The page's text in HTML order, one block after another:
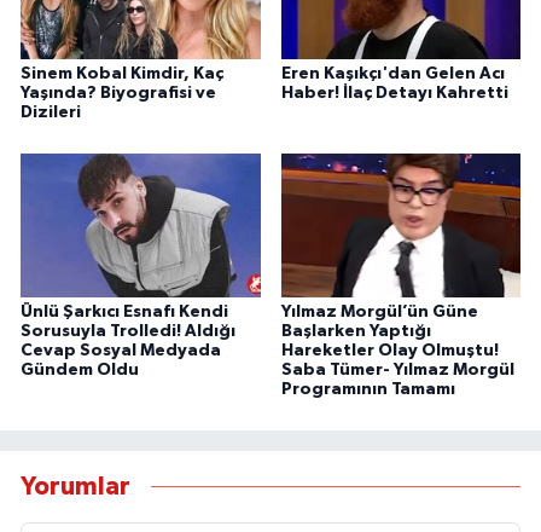
Sinem Kobal Kimdir, Kaç
Yaşında? Biyografisi ve
Dizileri
Eren Kaşıkçı'dan Gelen Acı
Haber! İlaç Detayı Kahretti
Ünlü Şarkıcı Esnafı Kendi
Sorusuyla Trolledi! Aldığı
Cevap Sosyal Medyada
Gündem Oldu
Yılmaz Morgül’ün Güne
Başlarken Yaptığı
Hareketler Olay Olmuştu!
Saba Tümer- Yılmaz Morgül
Programının Tamamı
Yorumlar